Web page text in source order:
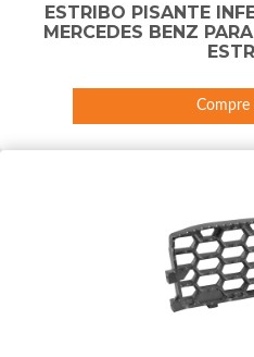
ESTRIBO PISANTE
MERCEDES BENZ
Compre